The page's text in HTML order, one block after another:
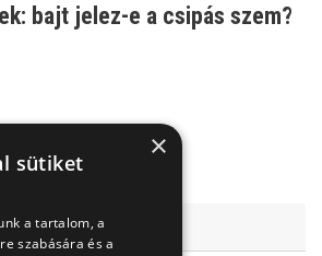
bajt jelez-e a csipás szem?
×
sütiket
a tartalom, a
szabására és a